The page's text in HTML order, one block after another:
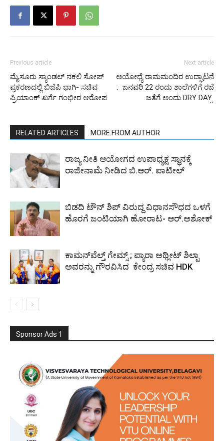
Previous article
ಮೈಸೂರು ಸ್ಯಾಂಡಲ್ ನಕಲಿ ಸೋಪ್
ಪ್ರಕರಣದಲ್ಲಿ ಬಿಜೆಪಿ ಭಾಗಿ- ಸಚಿವ
ಪ್ರಿಯಾಂಕ್ ಖರ್ಗೆ ಗಂಭೀರ ಆರೋಪ.
Next article
ಅಯೋಧ್ಯೆ ರಾಮಮಂದಿರ ಉದ್ಘಾಟನೆ
: ಜನವರಿ 22 ರಂದು ಶಾಲೆಗಳಿಗೆ ರಜೆ
ಜತೆಗೆ ಅಂದು DRY DAY ̤̤
RELATED ARTICLES MORE FROM AUTHOR
ರಾಜ್ಯ ನೀತಿ ಆಯೋಗದ ಉಪಾಧ್ಯಕ್ಷ ಸ್ಥಾನಕ್ಕೆ
ರಾಜೀನಾಮೆ ನೀಡಿದ ಬಿ.ಆರ್. ಪಾಟೀಲ್
ಬಿಡದಿ ಟೌನ್ ಶಿಪ್ ವಿರುದ್ದ ವಿಧಾನಸೌಧದ ಒಳಗೆ
ಹೊರಗೆ ಜಂಟಿಯಾಗಿ ಹೋರಾಟ- ಆರ್.ಅಶೋಕ್
ಕಾಮನ್‌ವೆಲ್ತ್ ಗೇಮ್ಸ್‌ ; ಪ್ಯಾರಾ ಅಥ್ಲೀಟ್ ಶಿಲ್ಪಾ
ಅವರನ್ನು ಗೌರವಿಸಿದ ಕೇಂದ್ರ ಸಚಿವ HDK
Sponsor Ads 1